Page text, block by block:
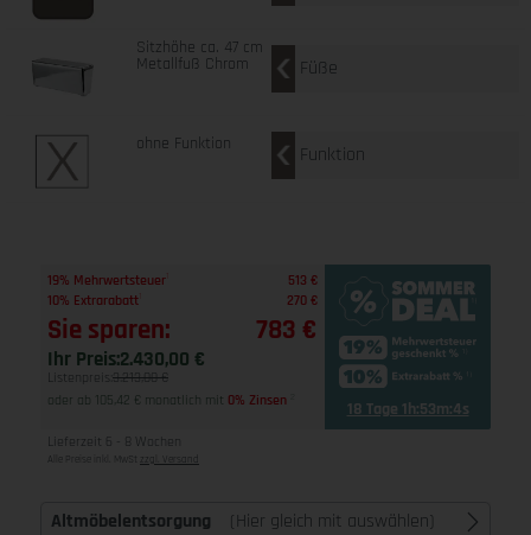
Sitzhöhe ca. 47 cm
Metallfuß Chrom Füße
ohne Funktion Funktion
19% Mehrwertsteuer
513 €
10% Extrarabatt
270 €
Sie sparen: 783 €
Ihr Preis:2.430,00 €
Listenpreis: 3.213,00 €
oder ab 105,42 € monatlich mit 0% Zinsen 18 Tage 1h:53m:3s
Lieferzeit 6 - 8 Wochen
Alle Preise inkl. MwSt zzgl. Versand
Altmöbelentsorgung (Hier gleich mit auswählen)